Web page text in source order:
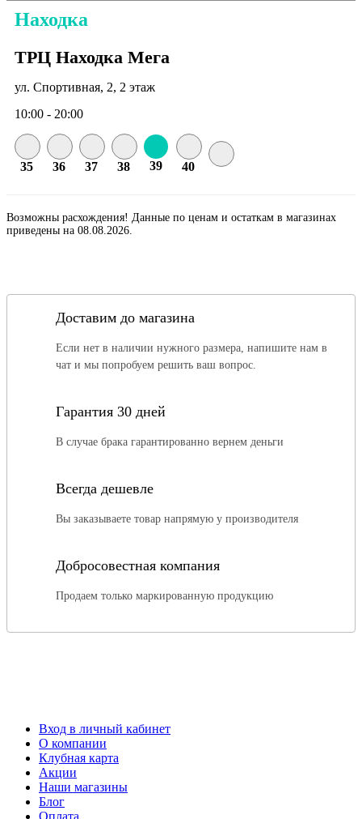
Находка
ТРЦ Находка Мега
ул. Спортивная, 2, 2 этаж
10:00 - 20:00
35 36 37 38 39 40
Возможны расхождения! Данные по ценам и остаткам в магазинах
приведены на 08.08.2026.
Доставим до магазина
Если нет в наличии нужного размера, напишите нам в
чат и мы попробуем решить ваш вопрос.
Гарантия 30 дней
В случае брака гарантированно вернем деньги
Всегда дешевле
Вы заказываете товар напрямую у производителя
Добросовестная компания
Продаем только маркированную продукцию
Вход в личный кабинет
О компании
Клубная карта
Акции
Наши магазины
Блог
Оплата